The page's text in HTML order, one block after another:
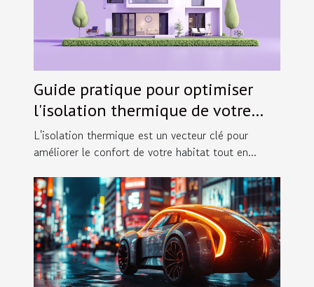
Guide pratique pour optimiser
l'isolation thermique de votre
maison
L'isolation thermique est un vecteur clé pour
améliorer le confort de votre habitat tout en...